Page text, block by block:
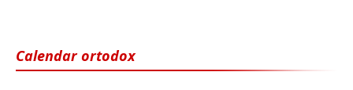
Calendar ortodox